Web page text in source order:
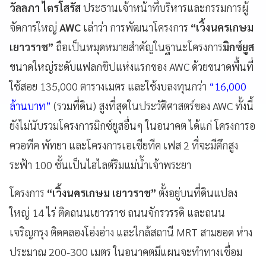
วัลลภา ไตรโสรัสประธานเจ้าหน้าที่บริหารและกรรมการผู้
จัดการใหญ่ AWC เล่าว่า การพัฒนาโครงการ “เวิ้งนครเกษม
เยาวราช” ถือเป็นหมุดหมายสำคัญในฐานะโครงการมิกซ์ยูส
ขนาดใหญ่ระดับแฟลกชิปแห่งแรกของ AWC ด้วยขนาดพื้นที่
ใช้สอย 135,000 ตารางเมตร และใช้งบลงทุนกว่า “16,000
ล้านบาท” (รวมที่ดิน) สูงที่สุดในประวัติศาสตร์ของ AWC ทั้งนี้
ยังไม่นับรวมโครงการมิกซ์ยูสอื่นๆ ในอนาคต ได้แก่ โครงการอ
ควอทีค พัทยา และโครงการเอเชียทีค เฟส 2 ที่จะมีตึกสูง
ระฟ้า 100 ชั้นเป็นไฮไลต์ริมแม่น้ำเจ้าพระยา
โครงการ “เวิ้งนครเกษม เยาวราช” ตั้งอยู่บนที่ดินแปลง
ใหญ่ 14 ไร่ ติดถนนเยาวราช ถนนจักรวรรดิ และถนน
เจริญกรุง ติดคลองโอ่งอ่าง และใกล้สถานี MRT สามยอด ห่าง
ประมาณ 200-300 เมตร ในอนาคตมีแผนจะทำทางเชื่อม